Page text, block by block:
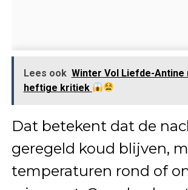
Lees ook Winter Vol Liefde-
heftige kritiek
Dat betekent dat de
geregeld koud blijven,
temperaturen rond of